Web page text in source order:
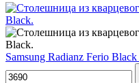
Samsung Radianz Ferio Black